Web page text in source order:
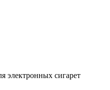
электронных сигарет